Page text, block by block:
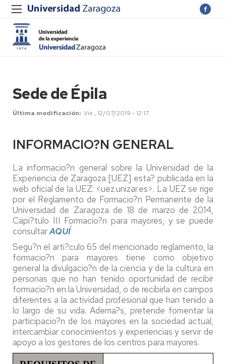
Sede de Épila
Última modificación Vie , 12/07/2019 - 12:17
INFORMACIO?N GENERAL
La informacio?n general sobre la Universidad de la
Experiencia de Zaragoza [UEZ] esta? publicada en la
web oficial de la UEZ: <uez.unizar.es>. La UEZ se rige
por el Reglamento de Formacio?n Permanente de la
Universidad de Zaragoza de 18 de marzo de 2014,
Capi?tulo III Formacio?n para mayores, y se puede
consultarAQUÍ
Segu?n el arti?culo 65 del mencionado reglamento, la
formacio?n para mayores tiene como objetivo
general la divulgacio?n de la ciencia y de la cultura en
personas que no han tenido oportunidad de recibir
formacio?n en la Universidad, o de recibirla en campos
diferentes a la actividad profesional que han tenido a
lo largo de su vida. Adema?s, pretende fomentar la
participacio?n de los mayores en la sociedad actual,
intercambiar conocimientos y experiencias y servir de
apoyo a los gestores de los centros para mayores.